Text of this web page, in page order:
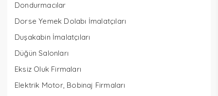
Dondurmacılar
Dorse Yemek Dolabı İmalatçıları
Duşakabin İmalatçıları
Düğün Salonları
Eksiz Oluk Firmaları
Elektrik Motor, Bobinaj Firmaları